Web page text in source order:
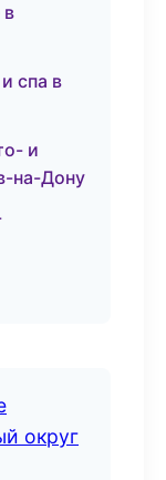
в
спа в
и
на-Дону
округ